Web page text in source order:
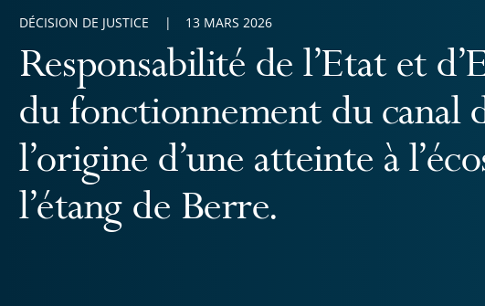
Responsabilité de l’Etat et
du fonctionnement du canal
l’origine d’une atteinte à
l’étang de Berre.
DÉCISION DE JUSTICE 13 MARS 2026